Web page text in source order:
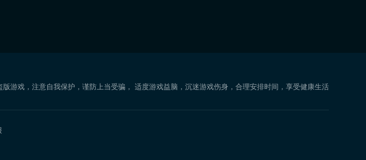
游戏，注意自我保护，谨防上当受骗， 适度游戏益脑，沉迷游戏伤身，合理安排时间，享受健康生活